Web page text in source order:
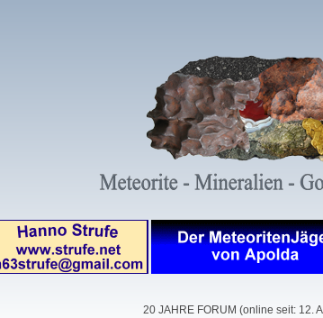
20 JAHRE FORUM (online seit: 12.